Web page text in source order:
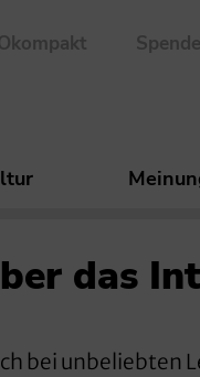
das
bei unbeliebten